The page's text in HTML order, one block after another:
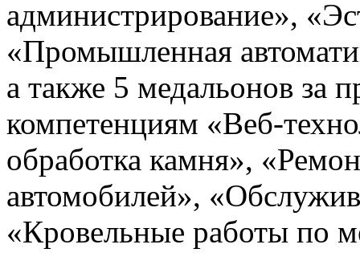
администрирование»,
«Промышленная
а также 5 медальонов за
компетенциям «Веб-
обработка камня»,
автомобилей»,
«Кровельные работы по